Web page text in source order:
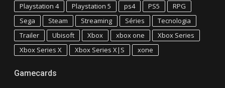
Playstation 4
Playstation 5 ps4 PS5
RPG
Sega
Steam Streaming Séries
Tecnologia
Trailer
Ubisoft Xbox xbox one
Xbox Series
Xbox Series X
Xbox Series X|S xone
Gamecards